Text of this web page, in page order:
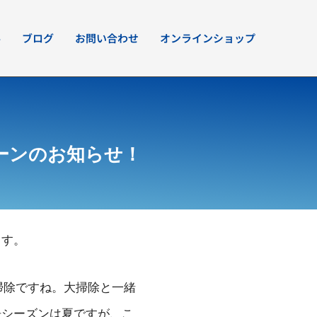
ブログ お問い合わせ オンラインショップ
のお知らせ！
。
ですね。大掃除と一緒
ーズンは夏ですが、こ